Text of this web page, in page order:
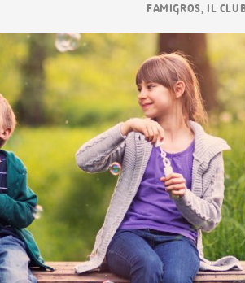
FAMIGROS, IL